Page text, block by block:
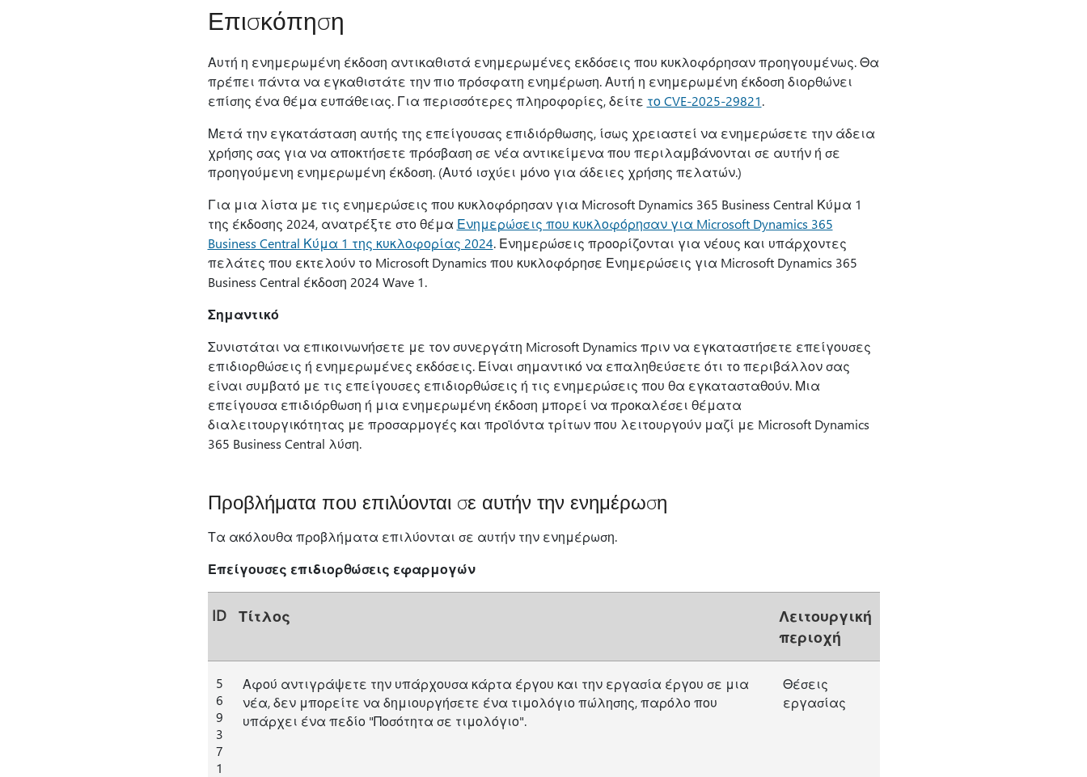
Επισκόπηση
Αυτή η ενημερωμένη έκδοση αντικαθιστά ενημερωμένες εκδόσεις που κυκλοφόρησαν προηγουμένως. Θα
πρέπει πάντα να εγκαθιστάτε την πιο πρόσφατη ενημέρωση. Αυτή η ενημερωμένη έκδοση διορθώνει
επίσης ένα θέμα ευπάθειας. Για περισσότερες πληροφορίες, δείτε το CVE-2025-29821.
Μετά την εγκατάσταση αυτής της επείγουσας επιδιόρθωσης, ίσως χρειαστεί να ενημερώσετε την άδεια
χρήσης σας για να αποκτήσετε πρόσβαση σε νέα αντικείμενα που περιλαμβάνονται σε αυτήν ή σε
προηγούμενη ενημερωμένη έκδοση. (Αυτό ισχύει μόνο για άδειες χρήσης πελατών.)
Για μια λίστα με τις ενημερώσεις που κυκλοφόρησαν για Microsoft Dynamics 365 Business Central Κύμα 1
της έκδοσης 2024, ανατρέξτε στο θέμα Ενημερώσεις που κυκλοφόρησαν για Microsoft Dynamics 365
Business Central Κύμα 1 της κυκλοφορίας 2024. Ενημερώσεις προορίζονται για νέους και υπάρχοντες
πελάτες που εκτελούν το Microsoft Dynamics που κυκλοφόρησε Ενημερώσεις για Microsoft Dynamics 365
Business Central έκδοση 2024 Wave 1.
Σημαντικό
Συνιστάται να επικοινωνήσετε με τον συνεργάτη Microsoft Dynamics πριν να εγκαταστήσετε επείγουσες
επιδιορθώσεις ή ενημερωμένες εκδόσεις. Είναι σημαντικό να επαληθεύσετε ότι το περιβάλλον σας
είναι συμβατό με τις επείγουσες επιδιορθώσεις ή τις ενημερώσεις που θα εγκατασταθούν. Μια
επείγουσα επιδιόρθωση ή μια ενημερωμένη έκδοση μπορεί να προκαλέσει θέματα
διαλειτουργικότητας με προσαρμογές και προϊόντα τρίτων που λειτουργούν μαζί με Microsoft Dynamics
365 Business Central λύση.
Προβλήματα που επιλύονται σε αυτήν την ενημέρωση
Τα ακόλουθα προβλήματα επιλύονται σε αυτήν την ενημέρωση.
Επείγουσες επιδιορθώσεις εφαρμογών
ID Τίτλος
Λειτουργική
περιοχή
5
6
9
3
7
1
Αφού αντιγράψετε την υπάρχουσα κάρτα έργου και την εργασία έργου σε μια
νέα, δεν μπορείτε να δημιουργήσετε ένα τιμολόγιο πώλησης, παρόλο που
υπάρχει ένα πεδίο "Ποσότητα σε τιμολόγιο".
Θέσεις
εργασίας